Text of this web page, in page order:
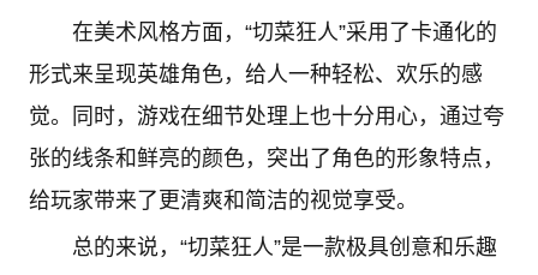
在美术风格方面，“切菜狂人”采用了卡通化的
形式来呈现英雄角色，给人一种轻松、欢乐的感
觉。同时，游戏在细节处理上也十分用心，通过夸
张的线条和鲜亮的颜色，突出了角色的形象特点，
给玩家带来了更清爽和简洁的视觉享受。
总的来说，“切菜狂人”是一款极具创意和乐趣